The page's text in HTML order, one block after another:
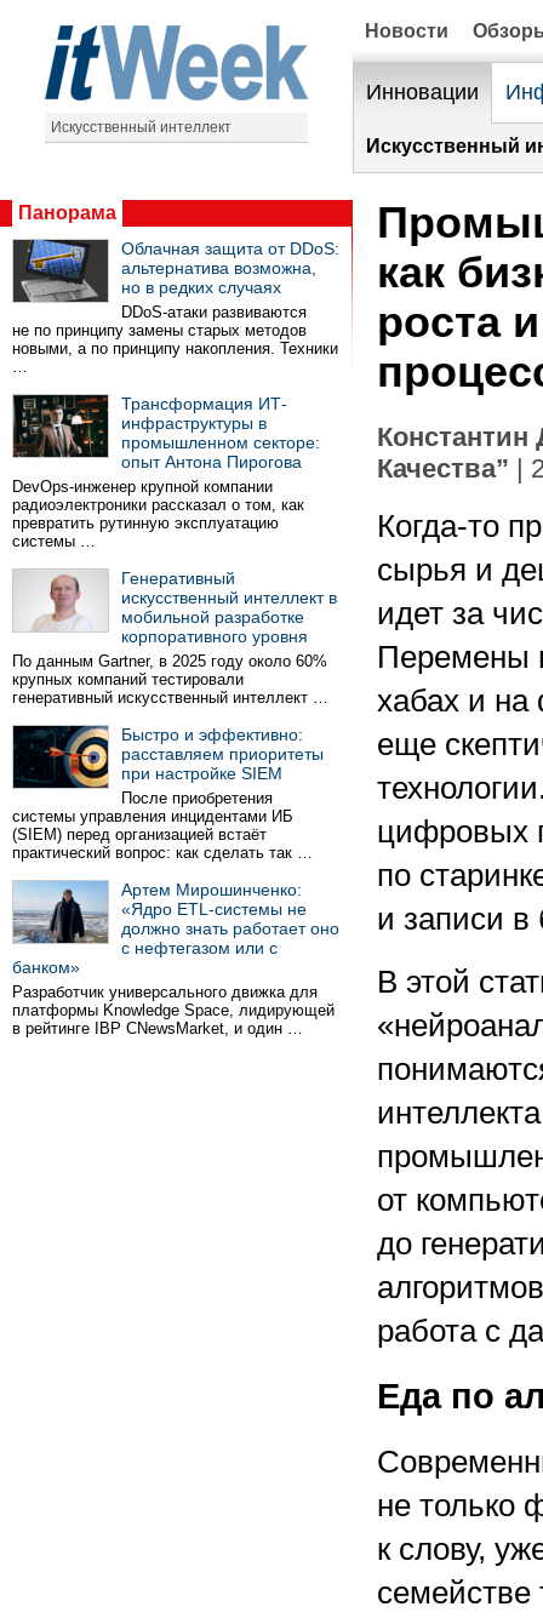
Искусственный интеллект
Новости
Инновации
Искусственный
Панорама
Облачная защита от DDoS:
альтернатива возможна,
но в редких случаях
DDoS-атаки развиваются
не по принципу замены старых методов
новыми, а по принципу накопления. Техники
…
Трансформация ИТ-
инфраструктуры в
промышленном секторе:
опыт Антона Пирогова
DevOps-инженер крупной компании
радиоэлектроники рассказал о том, как
превратить рутинную эксплуатацию
системы …
Генеративный
искусственный интеллект в
мобильной разработке
корпоративного уровня
По данным Gartner, в 2025 году около 60%
крупных компаний тестировали
генеративный искусственный интеллект …
Быстро и эффективно:
расставляем приоритеты
при настройке SIEM
После приобретения
системы управления инцидентами ИБ
(SIEM) перед организацией встаёт
практический вопрос: как сделать так …
Артем Мирошинченко:
«Ядро ETL-системы не
должно знать работает оно
с нефтегазом или с
банком»
Разработчик универсального движка для
платформы Knowledge Space, лидирующей
в рейтинге IBP CNewsMarket, и один …
как
роста
Качества” |
Когда-то
сырья и
идет за
Перемены
хабах и на
еще
цифровых
по
и записи
В этой
от
до
работа с
Еда по
не только
к слову,
семействе